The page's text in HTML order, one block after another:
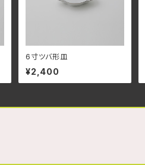
6寸ツバ形皿
¥2,400